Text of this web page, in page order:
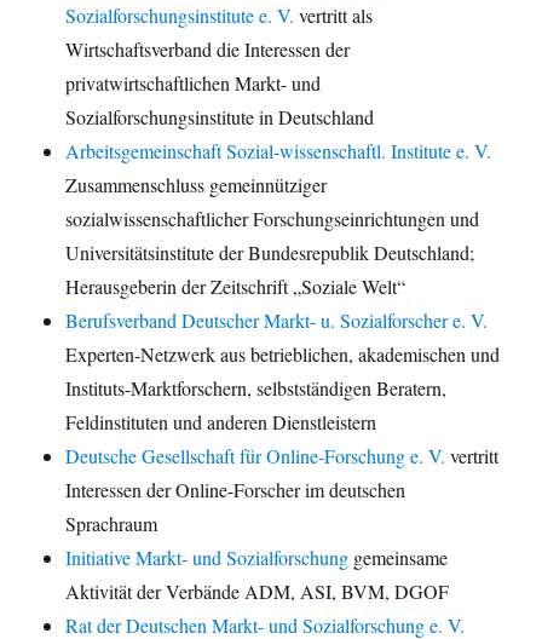
Sozialforschungsinstitute e. V. vertritt als
Wirtschaftsverband die Interessen der
privatwirtschaftlichen Markt- und
Sozialforschungsinstitute in Deutschland
Arbeitsgemeinschaft Sozial-wissenschaftl. Institute e. V.
Zusammenschluss gemeinnütziger
sozialwissenschaftlicher Forschungseinrichtungen und
Universitätsinstitute der Bundesrepublik Deutschland;
Herausgeberin der Zeitschrift „Soziale Welt“
Berufsverband Deutscher Markt- u. Sozialforscher e. V.
Experten-Netzwerk aus betrieblichen, akademischen und
Instituts-Marktforschern, selbstständigen Beratern,
Feldinstituten und anderen Dienstleistern
Deutsche Gesellschaft für Online-Forschung e. V. vertritt
Interessen der Online-Forscher im deutschen
Sprachraum
Initiative Markt- und Sozialforschung gemeinsame
Aktivität der Verbände ADM, ASI, BVM, DGOF
Rat der Deutschen Markt- und Sozialforschung e. V.